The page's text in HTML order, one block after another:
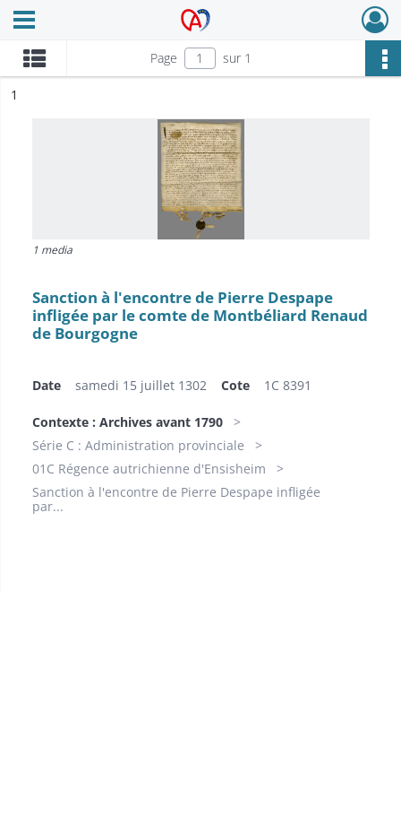
Archives Alsace - Colmar
Ouvrir le menu déroulant
Page sur 1
n°
1
1 media
Sanction à l'encontre de Pierre Despape
infligée par le comte de Montbéliard Renaud
de Bourgogne
Date samedi 15 juillet 1302 Cote 1C 8391
Contexte : Archives avant 1790
Série C : Administration provinciale
01C Régence autrichienne d'Ensisheim
Sanction à l'encontre de Pierre Despape infligée
par...